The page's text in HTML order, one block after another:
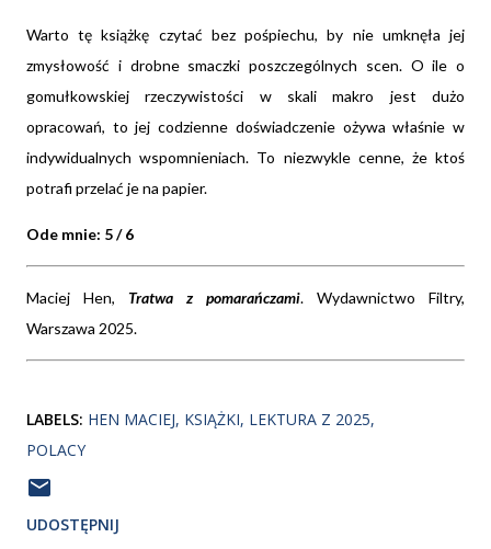
Warto tę książkę czytać bez pośpiechu, by nie umknęła jej
zmysłowość i drobne smaczki poszczególnych scen. O ile o
gomułkowskiej rzeczywistości w skali makro jest dużo
opracowań, to jej codzienne doświadczenie ożywa właśnie w
indywidualnych wspomnieniach. To niezwykle cenne, że ktoś
potrafi przelać je na papier.
Ode mnie: 5 / 6
Maciej Hen, Tratwa z pomarańczami. Wydawnictwo Filtry,
Warszawa 2025.
LABELS: HEN MACIEJ KSIĄŻKI LEKTURA Z 2025
POLACY
UDOSTĘPNIJ